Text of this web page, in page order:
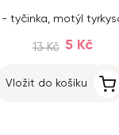
tyčinka, motýl
13 Kč 5 Kč
Vložit do košíku